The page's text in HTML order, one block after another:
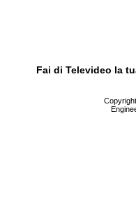
Fai di Televideo la